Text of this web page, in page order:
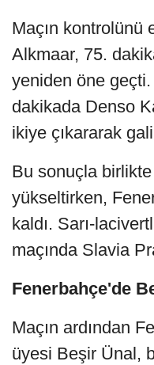
Maçın kontrolünü
Alkmaar, 75.
yeniden öne
dakikada Denso
ikiye çıkararak
Bu sonuçla birlikte
yükseltirken,
kaldı. Sarı-
maçında Slavia
Fenerbahçe'de
Maçın ardından
üyesi Beşir Ünal,